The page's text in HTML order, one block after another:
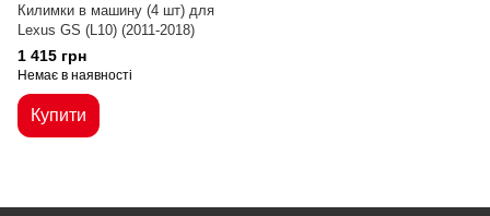
Килимки в машину (4 шт) для
Lexus GS (L10) (2011-2018)
1 415 грн
Немає в наявності
Купити